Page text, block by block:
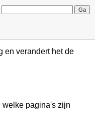
en verandert het de
welke pagina's zijn